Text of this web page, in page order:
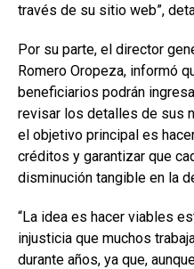
través de su sitio web”,
Por su parte, el director
Romero Oropeza, informó
beneficiarios podrán
revisar los detalles de sus
el objetivo principal es
créditos y garantizar que
disminución tangible en la
“La idea es hacer viables
injusticia que muchos
durante años, ya que,